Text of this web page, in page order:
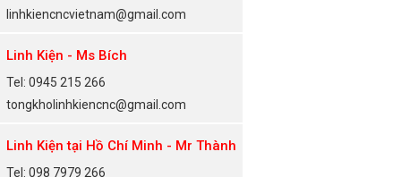
linhkiencncvietnam@gmail.com
Linh Kiện - Ms Bích
Tel: 0945 215 266
tongkholinhkiencnc@gmail.com
Linh Kiện tại Hồ Chí Minh - Mr Thành
Tel: 098 7979 266